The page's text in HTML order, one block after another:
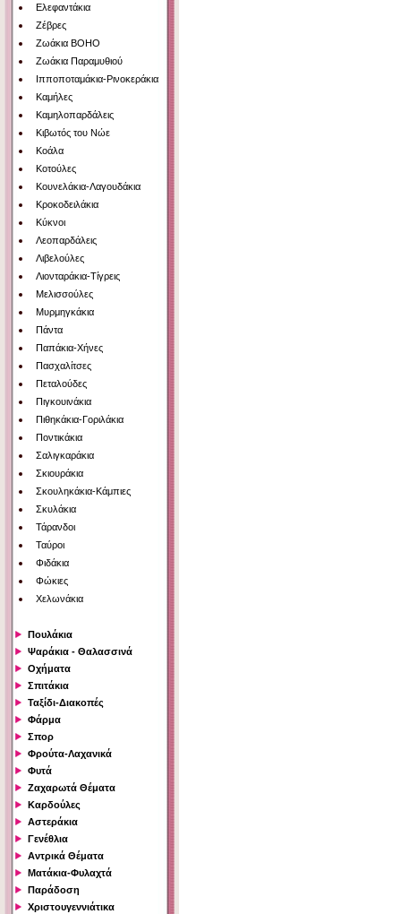
Ελεφαντάκια
Ζέβρες
Ζωάκια BOHO
Ζωάκια Παραμυθιού
Ιπποποταμάκια-Ρινοκεράκια
Καμήλες
Καμηλοπαρδάλεις
Κιβωτός του Νώε
Κοάλα
Κοτούλες
Κουνελάκια-Λαγουδάκια
Κροκοδειλάκια
Κύκνοι
Λεοπαρδάλεις
Λιβελούλες
Λιονταράκια-Τίγρεις
Μελισσούλες
Μυρμηγκάκια
Πάντα
Παπάκια-Χήνες
Πασχαλίτσες
Πεταλούδες
Πιγκουινάκια
Πιθηκάκια-Γοριλάκια
Ποντικάκια
Σαλιγκαράκια
Σκιουράκια
Σκουληκάκια-Κάμπιες
Σκυλάκια
Τάρανδοι
Ταύροι
Φιδάκια
Φώκιες
Χελωνάκια
Πουλάκια
Ψαράκια - Θαλασσινά
Οχήματα
Σπιτάκια
Ταξίδι-Διακοπές
Φάρμα
Σπορ
Φρούτα-Λαχανικά
Φυτά
Ζαχαρωτά Θέματα
Καρδούλες
Αστεράκια
Γενέθλια
Αντρικά Θέματα
Ματάκια-Φυλαχτά
Παράδοση
Χριστουγεννιάτικα